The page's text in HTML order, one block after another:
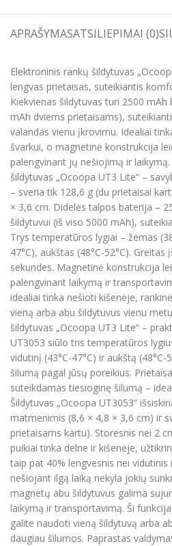
APRAŠYMASATSILIEPIMAI (0)
Elektroninis rankų šildytuvas
lengvas prietaisas, suteikiantis
Kiekvienas šildytuvas turi 2500
mAh dviems prietaisams),
valandas vienu įkrovimu. Idealiai
švarkui, o magnetinė konstrukcija
palengvinant jų nešiojimą ir
šildytuvas „Ocoopa UT3 Lite“ –
– sveria tik 128,6 g (du prietaisai
× 3,6 cm. Didelės talpos baterija –
šildytuvui (iš viso 5000 mAh),
Trys temperatūros lygiai – žemas
47°C), aukštas (48°C-52°C).
sekundes. Magnetinė konstrukcija
palengvinant laikymą ir
idealiai tinka nešioti kišenėje,
vieną arba abu šildytuvus vienu
šildytuvas „Ocoopa UT3 Lite“ –
UT3053 siūlo tris temperatūros
vidutinį (43°C-47°C) ir aukštą
šilumą pagal jūsų poreikius.
suteikdamas tiesioginę šilumą –
Šildytuvas „Ocoopa UT3053“
matmenimis (8,6 × 4,8 × 3,6 cm) ir
prietaisams kartu). Storesnis nei 2
puikiai tinka delne ir kišenėje,
taip pat 40% lengvesnis nei
nešiojant ilgą laiką nekyla jokių
magnetų abu šildytuvus galima
laikymą ir transportavimą. Ši
galite naudoti vieną šildytuvą arba
daugiau šilumos. Paprastas